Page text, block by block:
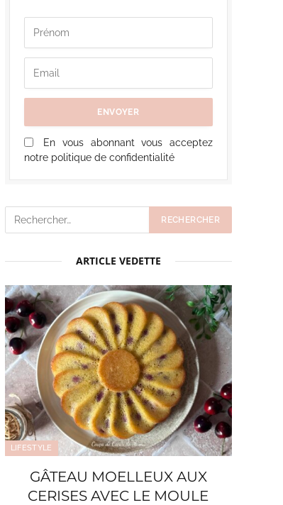
En vous abonnant vous acceptez
notre politique de confidentialité
ARTICLE VEDETTE
LIFESTYLE
GÂTEAU MOELLEUX AUX
CERISES AVEC LE MOULE